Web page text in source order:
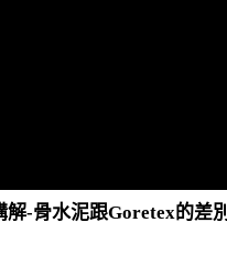
解-骨水泥跟Goretex的差別